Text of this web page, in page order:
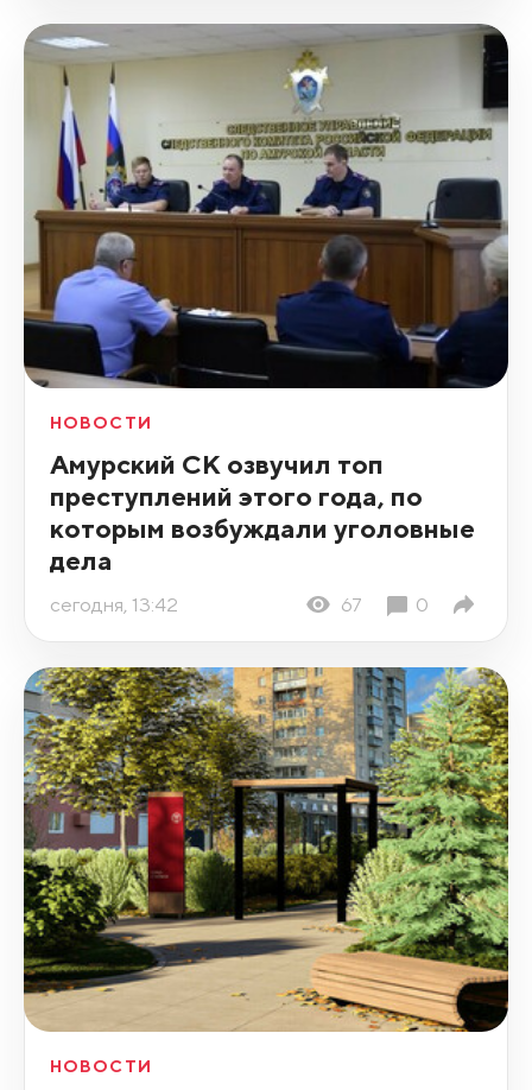
НОВОСТИ
Амурский СК озвучил топ
преступлений этого года, по
которым возбуждали уголовные
дела
сегодня, 13:42 67 0
НОВОСТИ